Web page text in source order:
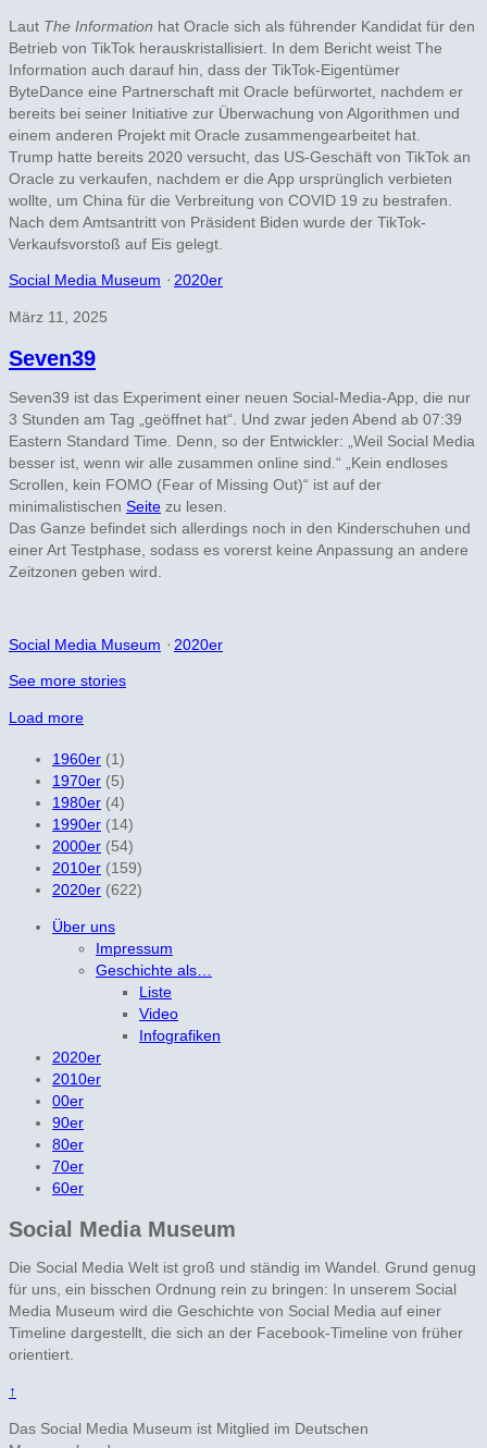
Laut The Information hat Oracle sich als führender Kandidat für den
Betrieb von TikTok herauskristallisiert. In dem Bericht weist The
Information auch darauf hin, dass der TikTok-Eigentümer
ByteDance eine Partnerschaft mit Oracle befürwortet, nachdem er
bereits bei seiner Initiative zur Überwachung von Algorithmen und
einem anderen Projekt mit Oracle zusammengearbeitet hat.
Trump hatte bereits 2020 versucht, das US-Geschäft von TikTok an
Oracle zu verkaufen, nachdem er die App ursprünglich verbieten
wollte, um China für die Verbreitung von COVID 19 zu bestrafen.
Nach dem Amtsantritt von Präsident Biden wurde der TikTok-
Verkaufsvorstoß auf Eis gelegt.
Social Media Museum ⋅ 2020er
März 11, 2025
Seven39
Seven39 ist das Experiment einer neuen Social-Media-App, die nur
3 Stunden am Tag „geöffnet hat“. Und zwar jeden Abend ab 07:39
Eastern Standard Time. Denn, so der Entwickler: „Weil Social Media
besser ist, wenn wir alle zusammen online sind.“ „Kein endloses
Scrollen, kein FOMO (Fear of Missing Out)“ ist auf der
minimalistischen Seite zu lesen.
Das Ganze befindet sich allerdings noch in den Kinderschuhen und
einer Art Testphase, sodass es vorerst keine Anpassung an andere
Zeitzonen geben wird.
Social Media Museum ⋅ 2020er
See more stories
Load more
1960er (1)
1970er (5)
1980er (4)
1990er (14)
2000er (54)
2010er (159)
2020er (622)
Über uns
Impressum
Geschichte als…
Liste
Video
Infografiken
2020er
2010er
00er
90er
80er
70er
60er
Social Media Museum
Die Social Media Welt ist groß und ständig im Wandel. Grund genug
für uns, ein bisschen Ordnung rein zu bringen: In unserem Social
Media Museum wird die Geschichte von Social Media auf einer
Timeline dargestellt, die sich an der Facebook-Timeline von früher
orientiert.
↑
Das Social Media Museum ist Mitglied im Deutschen